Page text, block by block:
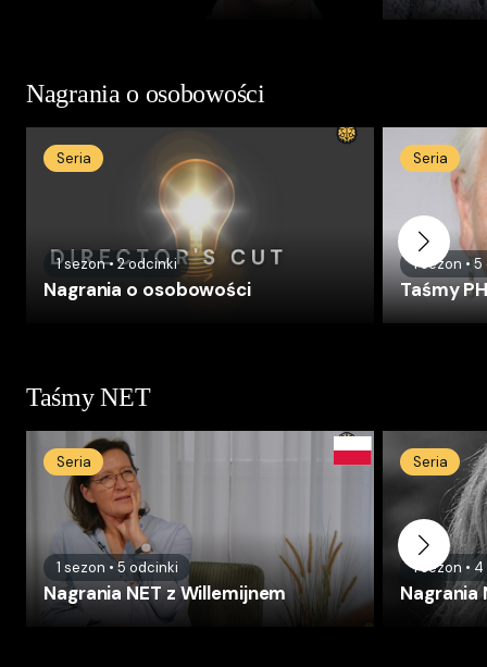
Nagrania o osobowości
Seria
1sezon• 2odcinki
Nagrania o osobowości
Seria
1sezon • 5
Taśmy
Taśmy NET
Seria
1 sezon • 5 odcinki
Nagrania NET z Willemijnem
Seria
1sezon • 4
Nagrania